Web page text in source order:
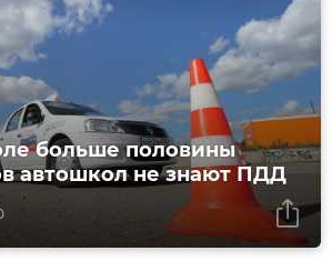
больше половины
автошкол не знают ПДД